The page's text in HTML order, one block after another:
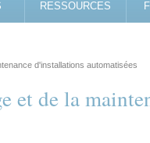
RESSOURCES
d'installations automatisées
et de la